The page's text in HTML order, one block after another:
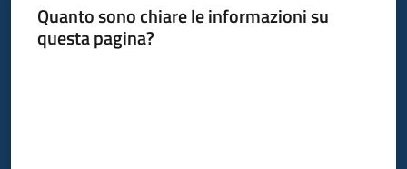
Quanto sono chiare le informazioni su
questa pagina?